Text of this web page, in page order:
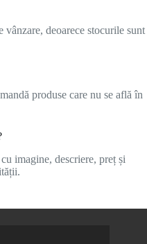
deoarece stocurile sunt
produse care nu se află în
imagine, descriere, preț și